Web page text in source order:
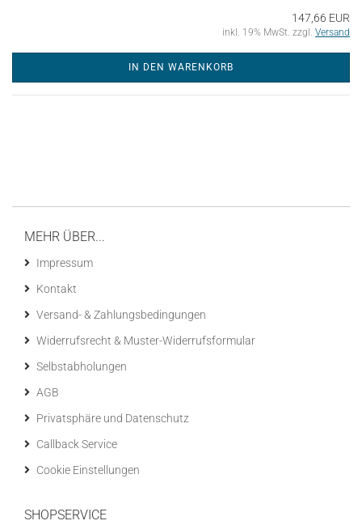
147,66 EUR
inkl. 19% MwSt. zzgl. Versand
IN DEN WARENKORB
MEHR ÜBER...
Impressum
Kontakt
Versand- & Zahlungsbedingungen
Widerrufsrecht & Muster-Widerrufsformular
Selbstabholungen
AGB
Privatsphäre und Datenschutz
Callback Service
Cookie Einstellungen
SHOPSERVICE